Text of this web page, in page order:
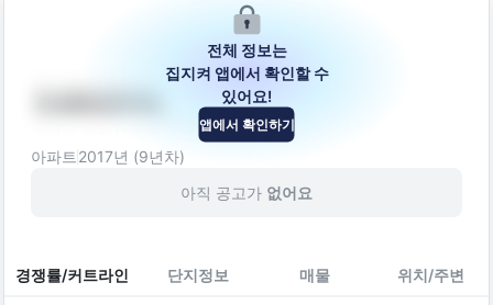
경기도 파주시 하우고개길 383
아파트 2017년 (9년차)
아직 공고가 없어요
경쟁률/커트라인 단지정보 매물 위치/주변
전체 정보는
집지켜 앱에서 확인할 수
있어요!
앱에서 확인하기